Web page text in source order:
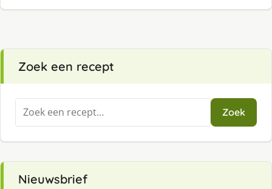
Zoek een recept
Zoeken
naar:
Zoek
Nieuwsbrief